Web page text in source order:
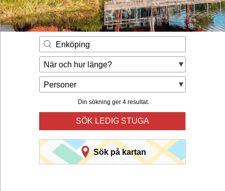
Husägare
Se hur mycket du kan tjäna
Räkna ut din
hyresintäkt
Enköping
När och hur länge?
Personer
Din sökning ger 4 resultat.
SÖK LEDIG STUGA
Sök på kartan